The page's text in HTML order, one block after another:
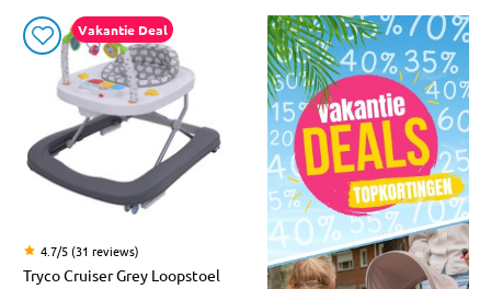
Vakantie Deal
4.7/5 (31 reviews)
Tryco Cruiser Grey Loopstoel